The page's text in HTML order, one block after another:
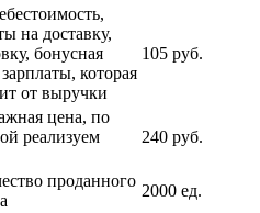
на доставку,
бонусная
зарплаты, которая
от выручки
105 руб.
цена, по
реализуем
240 руб.
проданного
2000 ед.